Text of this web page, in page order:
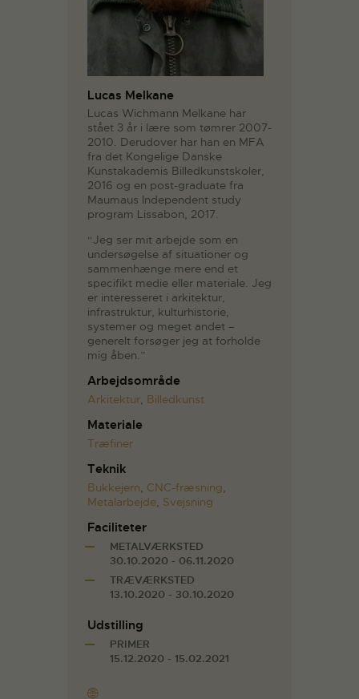
Lucas Melkane
Lucas Wichmann Melkane har
stået 3 år i lære som tømrer 2007-
2010. Derudover har han en MFA
fra det Kongelige Danske
Kunstakademis Billedkunstskoler,
2016 og en post-graduate fra
Maumaus Independent study
program Lissabon, 2017.
“Jeg ser mit arbejde som en
undersøgelse af situationer og
sammenhænge mere end et
specifikt medie eller materiale. Jeg
er interesseret i arkitektur,
infrastruktur, kulturhistorie,
systemer og meget andet –
generelt forsøger jeg at forholde
mig åben.”
Arbejdsområde
Arkitektur, Billedkunst
Materiale
Træfiner
Teknik
Bukkejern, CNC-fræsning,
Metalarbejde, Svejsning
Faciliteter
METALVÆRKSTED
30.10.2020 - 06.11.2020
TRÆVÆRKSTED
13.10.2020 - 30.10.2020
Udstilling
PRIMER
15.12.2020 - 15.02.2021